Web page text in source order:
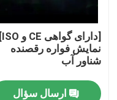
دربارهی ما
کارخانه تور
[دارای گواهی CE و ISO]
نمایش فواره رقصنده
شناور آب
ارسال سؤال